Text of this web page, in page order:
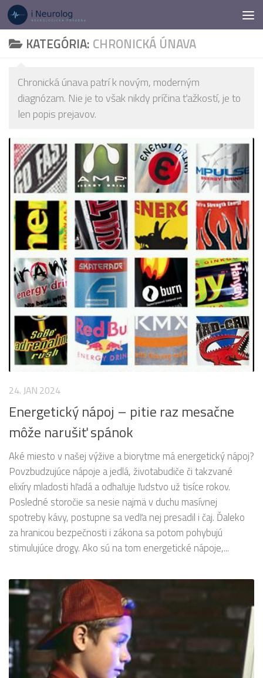
Preskočiť na obsah
KATEGÓRIA: CHRONICKÁ ÚNAVA
Chronická únava patrí k novým, moderným
diagnózam. Nie je to však nikdy príčina ťažkostí, je to
len popis prejavov.
24. JAN 2024
Energetický nápoj – pitie raz mesačne
môže narušiť spánok
Aké miesto v našej výžive a biorytme má energetický nápoj?
Povzbudzujúce nápoje a jedlá, životabudiče či takzvané
elixíry mladosti hľadá a odhaľuje ľudstvo už tisíce rokov.
Posledné storočie sa nesie najmä v duchu masívnej
spotreby kávy, postupne sa vedľa nej presadil i čaj. Ďaleko
za hranicou bezpečnosti i zákona sa potom pohybujú
stimulujúce drogy. Ako sú na tom energetické nápoje,...